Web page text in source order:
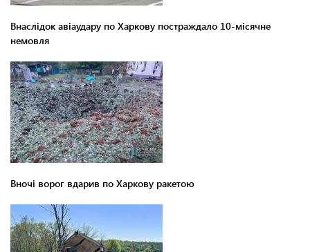
Внаслідок авіаудару по Харкову постраждало 10-місячне
немовля
Вночі ворог вдарив по Харкову ракетою